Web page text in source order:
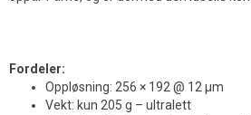
Fordeler:
Oppløsning: 256 × 192 @ 12 µm
Vekt: kun 205 g – ultralett